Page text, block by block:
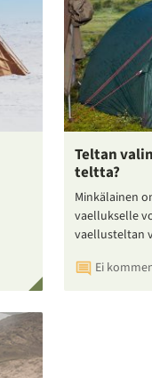
Teltan
teltta?
Minkälainen
vaellukselle
vaellusteltan
Ei